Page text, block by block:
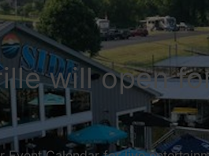
will open